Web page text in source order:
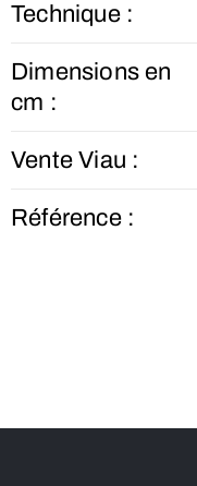
Technique :
Dimensions en
cm :
Vente Viau :
Référence :